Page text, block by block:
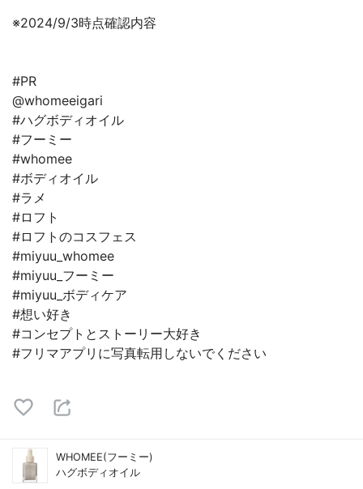
※2024/9/3時点確認内容
#PR
@whomeeigari
#ハグボディオイル
#フーミー
#whomee
#ボディオイル
#ラメ
#ロフト
#ロフトのコスフェス
#miyuu_whomee
#miyuu_フーミー
#miyuu_ボディケア
#想い好き
#コンセプトとストーリー大好き
#フリマアプリに写真転用しないでください
WHOMEE(フーミー)
ハグボディオイル